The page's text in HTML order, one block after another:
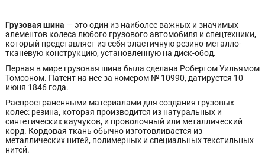
Грузовая шина — это один из наиболее важных и значимых
элементов колеса любого грузового автомобиля и спецтехники,
который представляет из себя эластичную резино-металло-
тканевую конструкцию, установленную на диск-обод.
Первая в мире грузовая шина была сделана Робертом Уильямом
Томсоном. Патент на нее за номером № 10990, датируется 10
июня 1846 года.
Распространенными материалами для создания грузовых
колес: резина, которая производится из натуральных и
синтетических каучуков, и проволочный или металлический
корд. Кордовая ткань обычно изготовливается из
металлических нитей, полимерных и специальных текстильных
нитей.